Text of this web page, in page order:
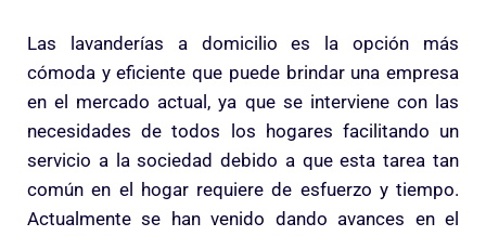
Las lavanderías a domicilio es la opción más
cómoda y eficiente que puede brindar una empresa
en el mercado actual, ya que se interviene con las
necesidades de todos los hogares facilitando un
servicio a la sociedad debido a que esta tarea tan
común en el hogar requiere de esfuerzo y tiempo.
Actualmente se han venido dando avances en el